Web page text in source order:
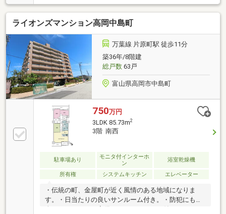
ライオンズマンション高岡中島町
万葉線 片原町駅 徒歩11分
築36年/8階建
総戸数63戸
富山県高岡市中島町
750万円
3LDK 85.73m2
3階 南西
駐車場あり
モニタ付インターホ
ン
浴室乾燥機
所有権 システムキッチン エレベーター
・伝統の町、金屋町が近く風情のある地域になりま
す。・日当たりの良いサンルーム付き。・防犯にも安
全なオートロック完備。・ＴＶモニター付インターホ